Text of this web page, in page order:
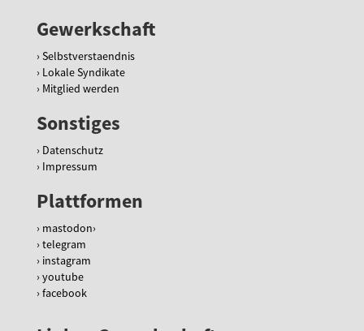
Gewerkschaft
Selbstverstaendnis
Lokale Syndikate
Mitglied werden
Sonstiges
Datenschutz
Impressum
Plattformen
mastodon
telegram
instagram
youtube
facebook